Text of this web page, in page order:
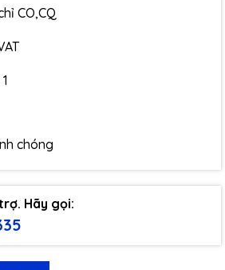
CO,CQ
chóng
Hãy gọi: